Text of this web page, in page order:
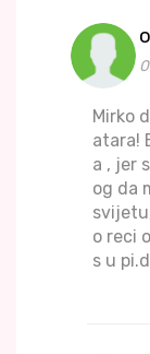
Mirko
atara!
a , jer
og da
o reci
s u